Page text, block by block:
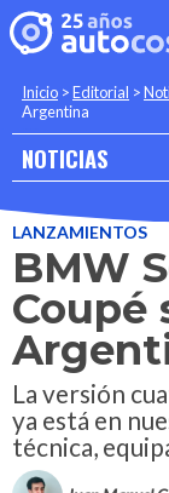
Inicio >Editorial >
Argentina
NOTICIAS
LANZAMIENTOS
BMW
Coupé
La versión
ya está en
técnica,